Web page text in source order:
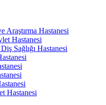
Araştırma Hastanesi
Hastanesi
Sağlığı Hastanesi
Hastanesi